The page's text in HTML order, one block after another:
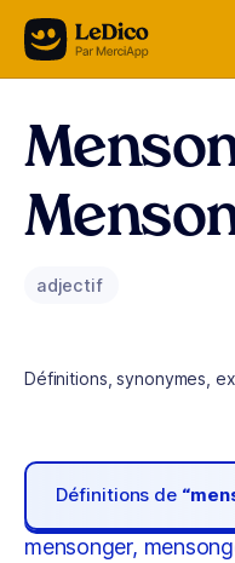
Aller au contenu
adjectif
Définitions, synonymes,
Définitions de
mensonger,